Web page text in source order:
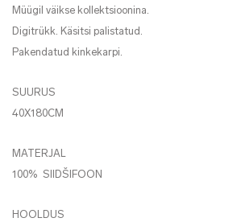
Müügil väikse kollektsioonina.
Digitrükk. Käsitsi palistatud.
Pakendatud kinkekarpi.
SUURUS
40X180CM
MATERJAL
100% SIIDŠIFOON
HOOLDUS